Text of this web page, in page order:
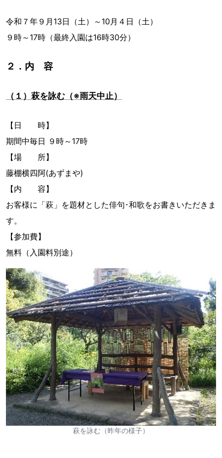
令和７年９月13日（土）～10月４日（土）
９時～17時（最終入園は16時30分）
２．内 容
（１）萩を詠む（※雨天中止）
【日 時】
期間中毎日 ９時～17時
【場 所】
藤棚横四阿(あずまや)
【内 容】
お客様に「萩」を題材とした俳句･和歌をお書きいただきま
す。
【参加費】
無料（入園料別途）
萩を詠む（昨年の様子）